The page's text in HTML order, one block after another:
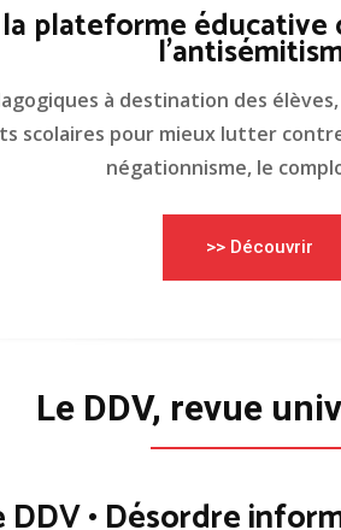
plateforme
à destination des
scolaires pour mieux lutter
négationnisme, le
>> Découvrir
Le DDV, revue
DDV • Désordre